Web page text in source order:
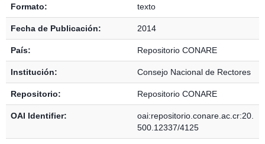
Formato: texto
Fecha de Publicación: 2014
País: Repositorio CONARE
Institución: Consejo Nacional de Rectores
Repositorio: Repositorio CONARE
OAI Identifier:
oai:repositorio.conare.ac.cr:20.
500.12337/4125